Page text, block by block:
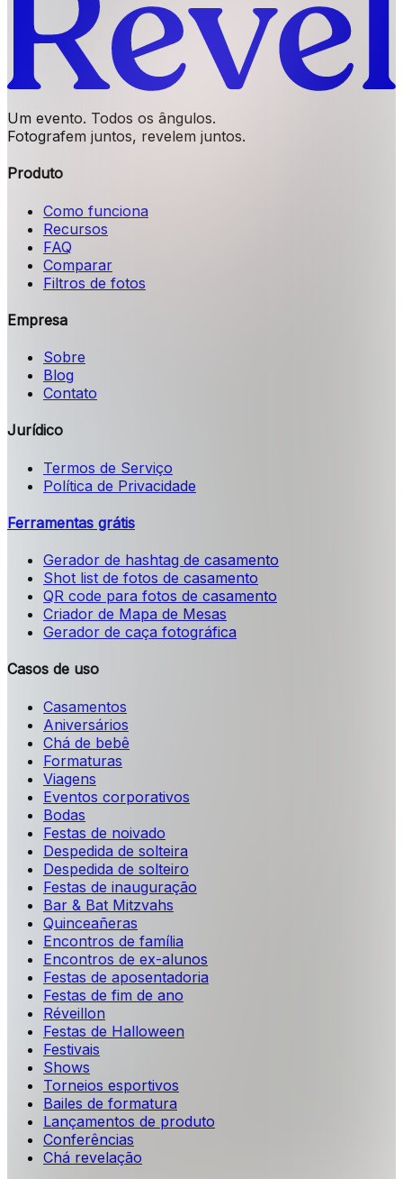
Um evento. Todos os ângulos.
Fotografem juntos, revelem juntos.
Produto
Como funciona
Recursos
FAQ
Comparar
Filtros de fotos
Empresa
Sobre
Blog
Contato
Jurídico
Termos de Serviço
Política de Privacidade
Ferramentas grátis
Gerador de hashtag de casamento
Shot list de fotos de casamento
QR code para fotos de casamento
Criador de Mapa de Mesas
Gerador de caça fotográfica
Casos de uso
Casamentos
Aniversários
Chá de bebê
Formaturas
Viagens
Eventos corporativos
Bodas
Festas de noivado
Despedida de solteira
Despedida de solteiro
Festas de inauguração
Bar & Bat Mitzvahs
Quinceañeras
Encontros de família
Encontros de ex-alunos
Festas de aposentadoria
Festas de fim de ano
Réveillon
Festas de Halloween
Festivais
Shows
Torneios esportivos
Bailes de formatura
Lançamentos de produto
Conferências
Chá revelação